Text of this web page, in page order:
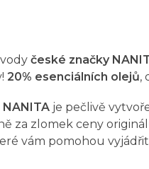
české značky
20% esenciálních olejů,
je pečlivě
za zlomek ceny
vám pomohou vyjádřit